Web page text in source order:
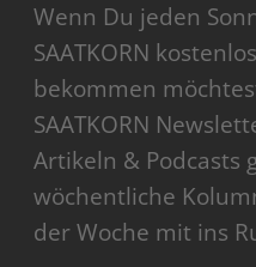
Wenn Du jeden
SAATKORN
bekommen
SAATKORN
Artikeln & Podcasts
wöchentliche
der Woche mit ins